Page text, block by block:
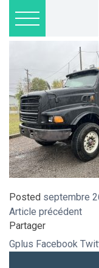
IMG_5420
Posted septembre
Article précédent
Partager
Gplus Facebook